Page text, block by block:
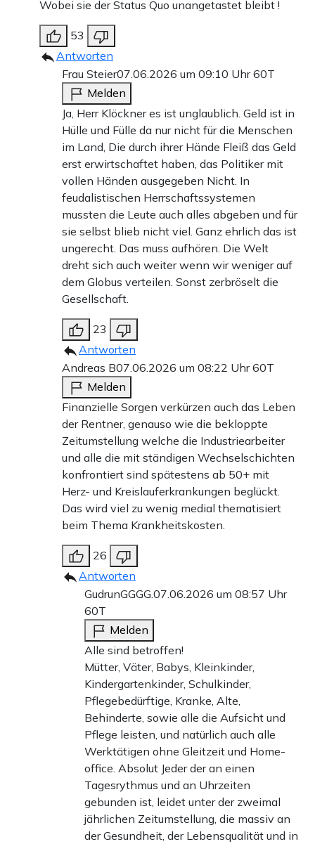
Wobei sie der Status Quo unangetastet bleibt !
53
Antworten
Frau Steier07.06.2026 um 09:10 Uhr60T
Melden
Ja, Herr Klöckner es ist unglaublich. Geld ist in
Hülle und Fülle da nur nicht für die Menschen
im Land, Die durch ihrer Hände Fleiß das Geld
erst erwirtschaftet haben, das Politiker mit
vollen Händen ausgegeben Nicht. In
feudalistischen Herrschaftssystemen
mussten die Leute auch alles abgeben und für
sie selbst blieb nicht viel. Ganz ehrlich das ist
ungerecht. Das muss aufhören. Die Welt
dreht sich auch weiter wenn wir weniger auf
dem Globus verteilen. Sonst zerbröselt die
Gesellschaft.
23
Antworten
Andreas B07.06.2026 um 08:22 Uhr60T
Melden
Finanzielle Sorgen verkürzen auch das Leben
der Rentner, genauso wie die bekloppte
Zeitumstellung welche die Industriearbeiter
und alle die mit ständigen Wechselschichten
konfrontiert sind spätestens ab 50+ mit
Herz- und Kreislauferkrankungen beglückt.
Das wird viel zu wenig medial thematisiert
beim Thema Krankheitskosten.
26
Antworten
GudrunGGGG. 07.06.2026 um 08:57 Uhr
60T
Melden
Alle sind betroffen!
Mütter, Väter, Babys, Kleinkinder,
Kindergartenkinder, Schulkinder,
Pflegebedürftige, Kranke, Alte,
Behinderte, sowie alle die Aufsicht und
Pflege leisten, und natürlich auch alle
Werktätigen ohne Gleitzeit und Home-
office. Absolut Jeder der an einen
Tagesrythmus und an Uhrzeiten
gebunden ist, leidet unter der zweimal
jährlichen Zeitumstellung, die massiv an
der Gesundheit, der Lebensqualität und in